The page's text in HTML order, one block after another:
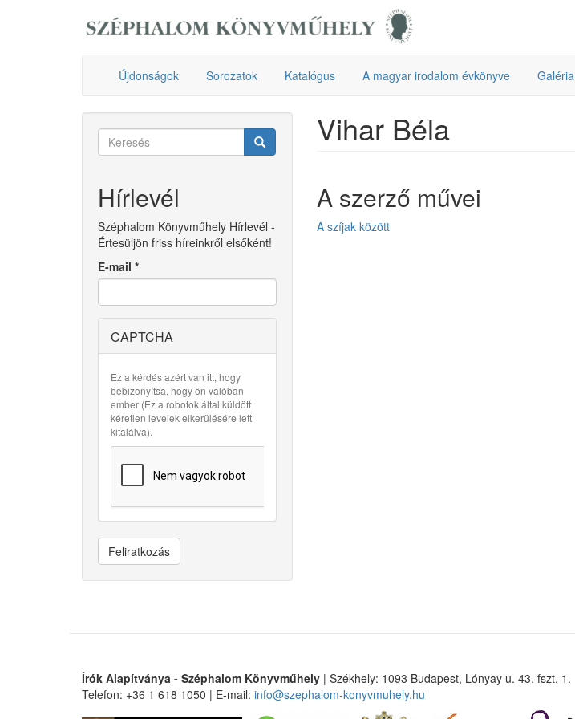
Újdonságok Sorozatok Katalógus A magyar irodalom évkönyve Galéria
Keresés
Hírlevél
Széphalom Könyvműhely Hírlevél -
Értesüljön friss híreinkről elsőként!
E-mail *
CAPTCHA
Ez a kérdés azért van itt, hogy
bebizonyítsa, hogy ön valóban
ember (Ez a robotok által küldött
kéretlen levelek elkerülésére lett
kitalálva).
Feliratkozás
Vihar Béla
A szerző művei
A szíjak között
Írók Alapítványa - Széphalom Könyvműhely | Székhely: 1093 Budapest, Lónyay u. 43. fszt. 1.
Telefon: +36 1 618 1050 | E-mail: info@szephalom-konyvmuhely.hu